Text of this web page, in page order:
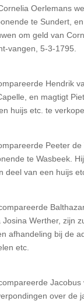
Oerlemans
te Sundert,
om geld van
vangen, 5-3-1795.
Hendrik
en magtigt
huijs etc. te
Peeter de
te Wasbeek.
deel van een huijs
Werther, zijn
afhandeling bij de
etc.
Jacobus
over de